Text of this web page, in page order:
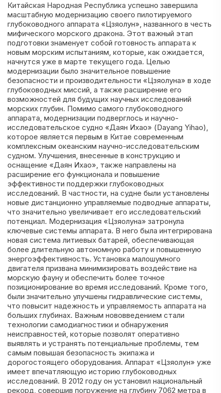
Китайская Народная Республика успешно завершила
масштабную модернизацию своего пилотируемого
глубоководного аппарата «Цзяолун», названного в честь
мифического морского дракона. Этот важный этап
подготовки знаменует собой готовность аппарата к
новым морским испытаниям, которые, как ожидается,
начнутся уже в марте текущего года. Целью
модернизации было значительное повышение
безопасности и производительности «Цзяолуна» в ходе
глубоководных миссий, а также расширение его
возможностей для будущих научных исследований
морских глубин. Помимо самого глубоководного
аппарата, модернизации подверглось и научно-
исследовательское судно «Даян Ихао» (Dayang Yihao),
которое является первым в Китае современным
комплексным океанским научно-исследовательским
судном. Улучшения, внесенные в конструкцию и
оснащение «Даян Ихао», также направлены на
расширение его функционала и повышение
эффективности поддержки глубоководных
исследований. В частности, на судне были установлены
новые дистанционно управляемые подводные аппараты,
что значительно увеличивает его исследовательский
потенциал. Модернизация «Цзяолуна» затронула
ключевые системы аппарата. В него была интегрирована
новая система литиевых батарей, обеспечивающая
более длительную автономную работу и повышенную
энергоэффективность. Установка малошумного
двигателя призвана минимизировать воздействие на
морскую фауну и обеспечить более точное
позиционирование во время исследований. Кроме того,
были значительно улучшены гидравлические системы,
что повысит надежность и управляемость аппарата на
больших глубинах. Важным нововведением стали
технологии самодиагностики и обнаружения
неисправностей, которые позволят оперативно
выявлять и устранять потенциальные проблемы, тем
самым повышая безопасность экипажа и
дорогостоящего оборудования. Аппарат «Цзяолун» уже
имеет впечатляющую историю глубоководных
исследований. В 2012 году он установил национальный
рекорд, совершив погружение на глубину 7062 метра в